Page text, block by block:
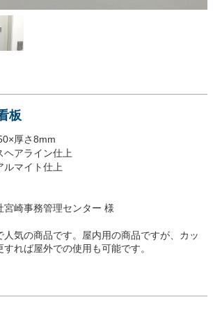
板
厚さ8mm
ヘアライン仕上
ルマイト仕上
宮崎事務管理センター 様
気の商品です。屋内用の商品ですが、カッ
れば屋外での使用も可能です。